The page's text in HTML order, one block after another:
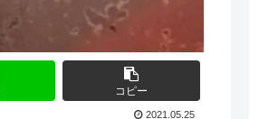
コピー
2021.05.25